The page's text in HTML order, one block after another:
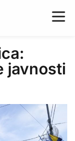
javnosti